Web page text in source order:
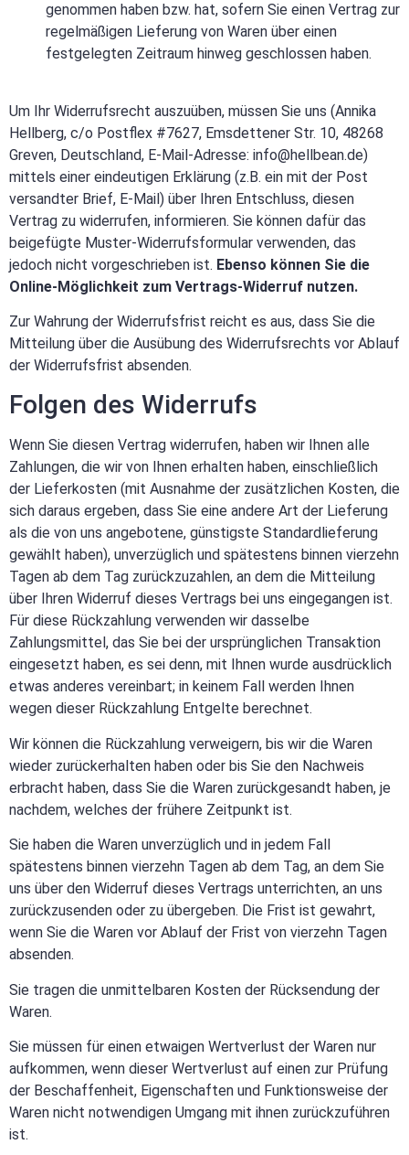
genommen haben bzw. hat, sofern Sie einen Vertrag zur
regelmäßigen Lieferung von Waren über einen
festgelegten Zeitraum hinweg geschlossen haben.
Um Ihr Widerrufsrecht auszuüben, müssen Sie uns (Annika
Hellberg, c/o Postflex #7627, Emsdettener Str. 10, 48268
Greven, Deutschland, E-Mail-Adresse: info@hellbean.de)
mittels einer eindeutigen Erklärung (z.B. ein mit der Post
versandter Brief, E-Mail) über Ihren Entschluss, diesen
Vertrag zu widerrufen, informieren. Sie können dafür das
beigefügte Muster-Widerrufsformular verwenden, das
jedoch nicht vorgeschrieben ist. Ebenso können Sie die
Online-Möglichkeit zum Vertrags-Widerruf nutzen.
Zur Wahrung der Widerrufsfrist reicht es aus, dass Sie die
Mitteilung über die Ausübung des Widerrufsrechts vor Ablauf
der Widerrufsfrist absenden.
Folgen des Widerrufs
Wenn Sie diesen Vertrag widerrufen, haben wir Ihnen alle
Zahlungen, die wir von Ihnen erhalten haben, einschließlich
der Lieferkosten (mit Ausnahme der zusätzlichen Kosten, die
sich daraus ergeben, dass Sie eine andere Art der Lieferung
als die von uns angebotene, günstigste Standardlieferung
gewählt haben), unverzüglich und spätestens binnen vierzehn
Tagen ab dem Tag zurückzuzahlen, an dem die Mitteilung
über Ihren Widerruf dieses Vertrags bei uns eingegangen ist.
Für diese Rückzahlung verwenden wir dasselbe
Zahlungsmittel, das Sie bei der ursprünglichen Transaktion
eingesetzt haben, es sei denn, mit Ihnen wurde ausdrücklich
etwas anderes vereinbart; in keinem Fall werden Ihnen
wegen dieser Rückzahlung Entgelte berechnet.
Wir können die Rückzahlung verweigern, bis wir die Waren
wieder zurückerhalten haben oder bis Sie den Nachweis
erbracht haben, dass Sie die Waren zurückgesandt haben, je
nachdem, welches der frühere Zeitpunkt ist.
Sie haben die Waren unverzüglich und in jedem Fall
spätestens binnen vierzehn Tagen ab dem Tag, an dem Sie
uns über den Widerruf dieses Vertrags unterrichten, an uns
zurückzusenden oder zu übergeben. Die Frist ist gewahrt,
wenn Sie die Waren vor Ablauf der Frist von vierzehn Tagen
absenden.
Sie tragen die unmittelbaren Kosten der Rücksendung der
Waren.
Sie müssen für einen etwaigen Wertverlust der Waren nur
aufkommen, wenn dieser Wertverlust auf einen zur Prüfung
der Beschaffenheit, Eigenschaften und Funktionsweise der
Waren nicht notwendigen Umgang mit ihnen zurückzuführen
ist.